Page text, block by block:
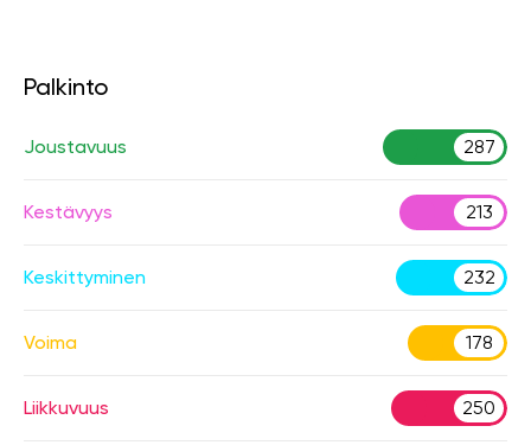
Palkinto
Joustavuus 287
Kestävyys 213
Keskittyminen 232
Voima 178
Liikkuvuus 250